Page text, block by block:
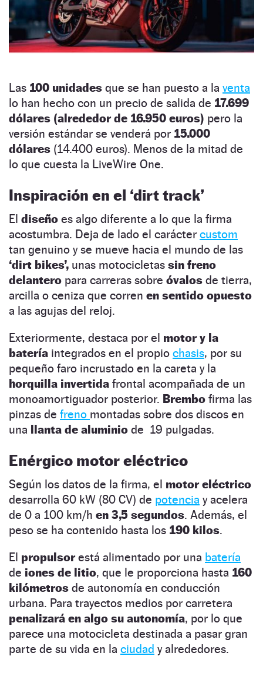
Las 100 unidades que se han puesto a la venta
lo han hecho con un precio de salida de 17.699
dólares (alrededor de 16.950 euros) pero la
versión estándar se venderá por 15.000
dólares (14.400 euros). Menos de la mitad de
lo que cuesta la LiveWire One.
Inspiración en el ‘dirt track’
El diseño es algo diferente a lo que la firma
acostumbra. Deja de lado el carácter custom
tan genuino y se mueve hacia el mundo de las
‘dirt bikes’, unas motocicletas sin freno
delantero para carreras sobre óvalos de tierra,
arcilla o ceniza que corren en sentido opuesto
a las agujas del reloj.
Exteriormente, destaca por el motor y la
batería integrados en el propio chasis, por su
pequeño faro incrustado en la careta y la
horquilla invertida frontal acompañada de un
monoamortiguador posterior. Brembo firma las
pinzas de freno montadas sobre dos discos en
una llanta de aluminio de 19 pulgadas.
Enérgico motor eléctrico
Según los datos de la firma, el motor eléctrico
desarrolla 60 kW (80 CV) de potencia y acelera
de 0 a 100 km/h en 3,5 segundos. Además, el
peso se ha contenido hasta los 190 kilos.
El propulsorestá alimentado por una batería
de iones de litio, que le proporciona hasta 160
kilómetros de autonomía en conducción
urbana. Para trayectos medios por carretera
penalizará en algo su autonomía, por lo que
parece una motocicleta destinada a pasar gran
parte de su vida en la ciudad y alrededores.